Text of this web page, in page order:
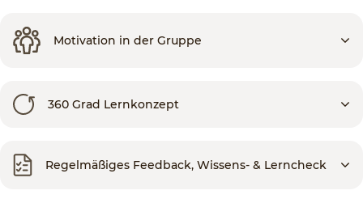
Motivation in der Gruppe
360 Grad Lernkonzept
Regelmäßiges Feedback, Wissens- & Lerncheck